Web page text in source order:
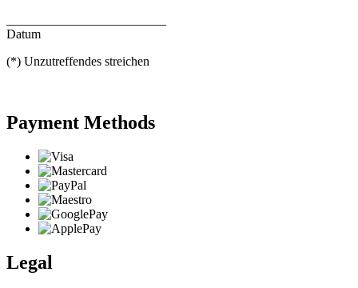
Datum
(*) Unzutreffendes streichen
Payment Methods
Legal